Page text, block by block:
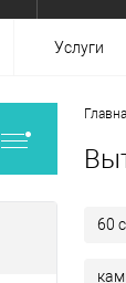
Услуги
60